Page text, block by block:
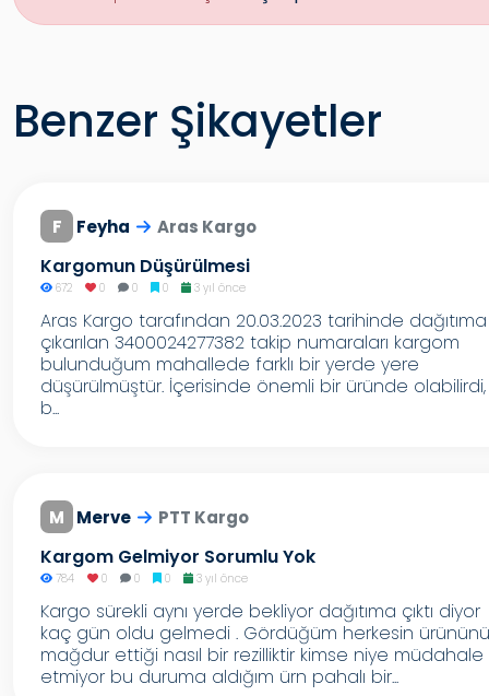
Benzer Şikayetler
F Feyha Aras Kargo
Kargomun Düşürülmesi
672 0 0 0 3 yıl önce
Aras Kargo tarafından 20.03.2023 tarihinde dağıtıma
çıkarılan 3400024277382 takip numaraları kargom
bulunduğum mahallede farklı bir yerde yere
düşürülmüştür. İçerisinde önemli bir üründe olabilirdi,
b...
M Merve PTT Kargo
Kargom Gelmiyor Sorumlu Yok
784 0 0 0 3 yıl önce
Kargo sürekli aynı yerde bekliyor dağıtıma çıktı diyor
kaç gün oldu gelmedi . Gördüğüm herkesin ürününü
mağdur ettiği nasıl bir rezilliktir kimse niye müdahale
etmiyor bu duruma aldığım ürn pahalı bir...